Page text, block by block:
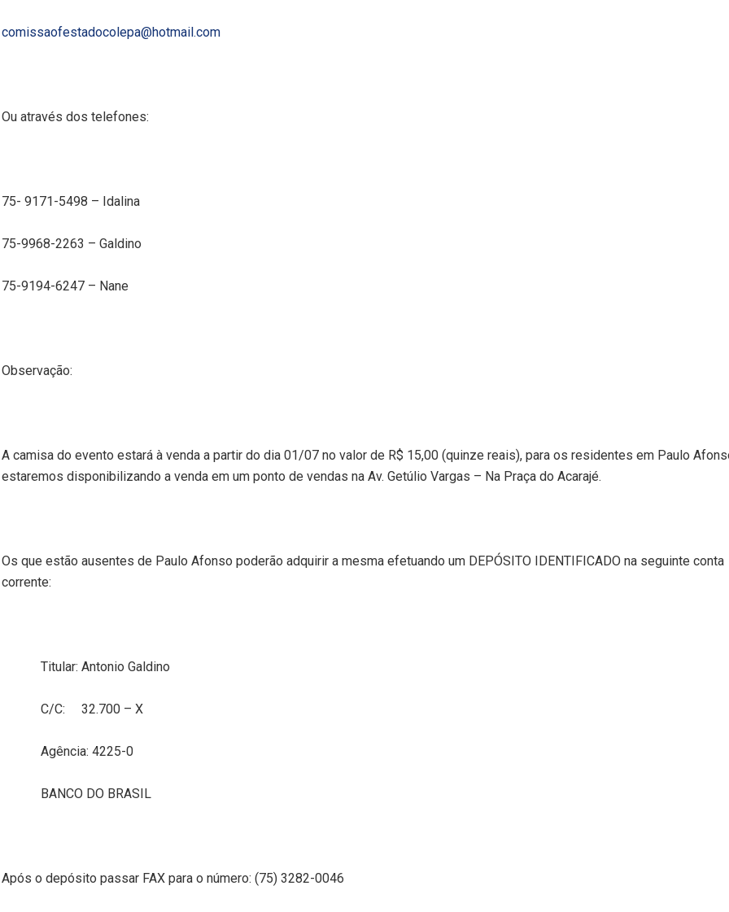
comissaofestadocolepa@hotmail.com
Ou através dos telefones:
75- 9171-5498 – Idalina
75-9968-2263 – Galdino
75-9194-6247 – Nane
Observação:
A camisa do evento estará à venda a partir do dia 01/07 no valor de R$ 15,00 (quinze reais), para os residentes em Paulo
estaremos disponibilizando a venda em um ponto de vendas na Av. Getúlio Vargas – Na Praça do Acarajé.
Os que estão ausentes de Paulo Afonso poderão adquirir a mesma efetuando um DEPÓSITO IDENTIFICADO na seguinte conta
corrente:
Titular: Antonio Galdino
C/C: 32.700 – X
Agência: 4225-0
BANCO DO BRASIL
Após o depósito passar FAX para o número: (75) 3282-0046